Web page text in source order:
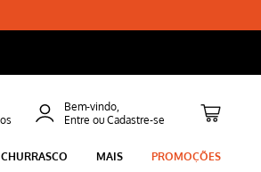
Bem-vindo,
CHURRASCO MAIS PROMOÇÕES